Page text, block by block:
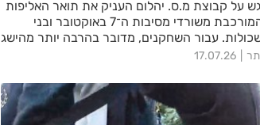
על קבוצת מ.ס. יהלום העניק את תואר האליפות
לקבוצה, המורכבת משורדי מסיבות ה־7 באוקטובר ובני
עבור השחקנים, מדובר בהרבה יותר מהישג
– אלא בסמל של שיקום, תקווה והנצחת חבריהם
17.07.26